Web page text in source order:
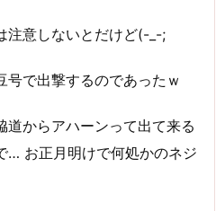
注意しないとだけど(-_-;
号で出撃するのであったｗ
道からアハーンって出て来る
… お正月明けで何処かのネジ